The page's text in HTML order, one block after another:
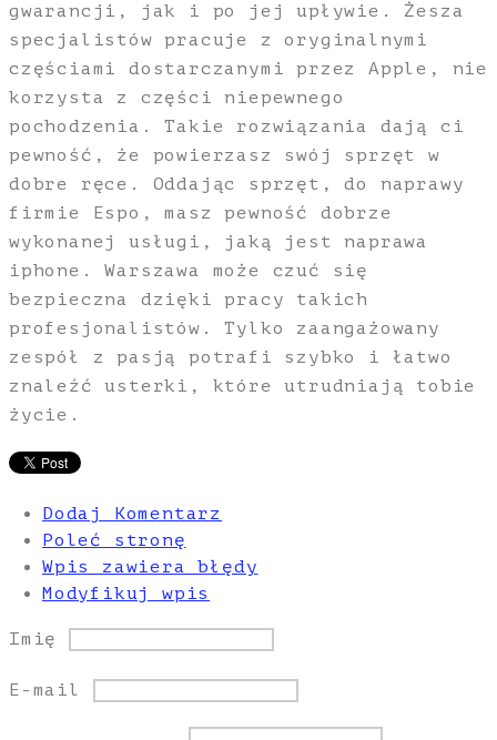
gwarancji, jak i po jej upływie. Żesza
specjalistów pracuje z oryginalnymi
częściami dostarczanymi przez Apple, nie
korzysta z części niepewnego
pochodzenia. Takie rozwiązania dają ci
pewność, że powierzasz swój sprzęt w
dobre ręce. Oddając sprzęt, do naprawy
firmie Espo, masz pewność dobrze
wykonanej usługi, jaką jest naprawa
iphone. Warszawa może czuć się
bezpieczna dzięki pracy takich
profesjonalistów. Tylko zaangażowany
zespół z pasją potrafi szybko i łatwo
znaleźć usterki, które utrudniają tobie
życie.
Dodaj Komentarz
Poleć stronę
Wpis zawiera błędy
Modyfikuj wpis
Imię
E-mail